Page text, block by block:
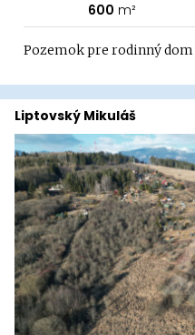
600 m²
Pozemok pre rodinný dom
Liptovský Mikuláš